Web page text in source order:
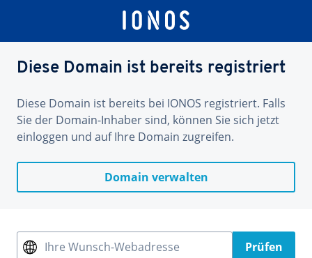
Diese Domain ist bereits registriert
Diese Domain ist bereits bei IONOS registriert. Falls
Sie der Domain-Inhaber sind, können Sie sich jetzt
einloggen und auf Ihre Domain zugreifen.
Domain verwalten
Ihre Wunsch-Webadresse Prüfen